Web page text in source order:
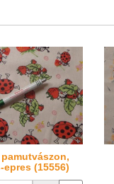
epres (15556)